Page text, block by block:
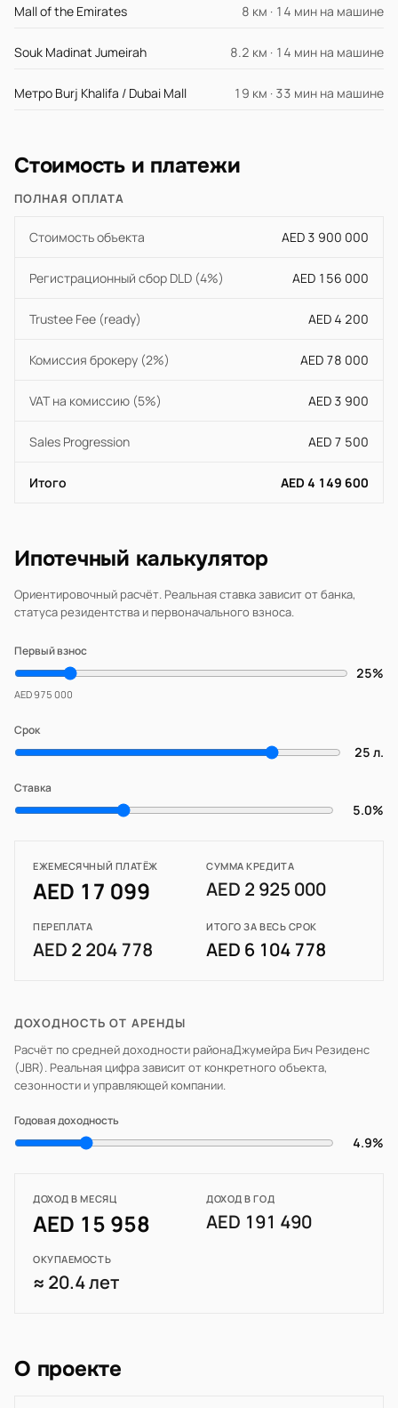
Mall of the Emirates 8 км · 14 мин на машине
Souk Madinat Jumeirah 8.2 км · 14 мин на машине
Метро Burj Khalifa / Dubai Mall 19 км · 33 мин на машине
Стоимость и платежи
ПОЛНАЯ ОПЛАТА
Стоимость объекта AED 3 900 000
Регистрационный сбор DLD (4%) AED 156 000
Trustee Fee (ready) AED 4 200
Комиссия брокеру (2%) AED 78 000
VAT на комиссию (5%) AED 3 900
Sales Progression AED 7 500
Итого AED 4 149 600
Ипотечный калькулятор
Ориентировочный расчёт. Реальная ставка зависит от банка,
статуса резидентства и первоначального взноса.
Первый взнос
25%
AED 975 000
Срок
25 л.
Ставка
5.0%
ЕЖЕМЕСЯЧНЫЙ ПЛАТЁЖ
AED 17 099
СУММА КРЕДИТА
AED 2 925 000
ПЕРЕПЛАТА
AED 2 204 778
ИТОГО ЗА ВЕСЬ СРОК
AED 6 104 778
ДОХОДНОСТЬ ОТ АРЕНДЫ
Расчёт по средней доходности районаДжумейра Бич Резиденс
(JBR). Реальная цифра зависит от конкретного объекта,
сезонности и управляющей компании.
Годовая доходность
4.9%
ДОХОД В МЕСЯЦ
AED 15 958
ДОХОД В ГОД
AED 191 490
ОКУПАЕМОСТЬ
≈ 20.4 лет
О проекте